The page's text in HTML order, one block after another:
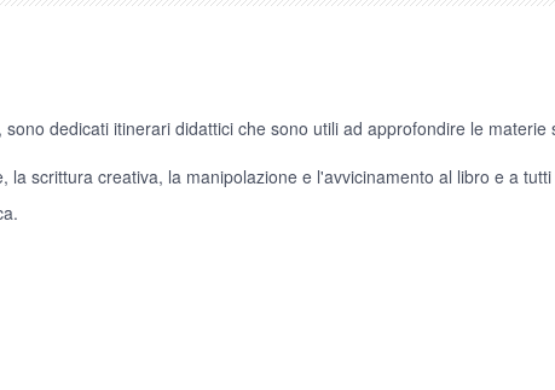
dedicati itinerari didattici che sono utili ad approfondire le
la scrittura creativa, la manipolazione e l'avvicinamento al libro e a